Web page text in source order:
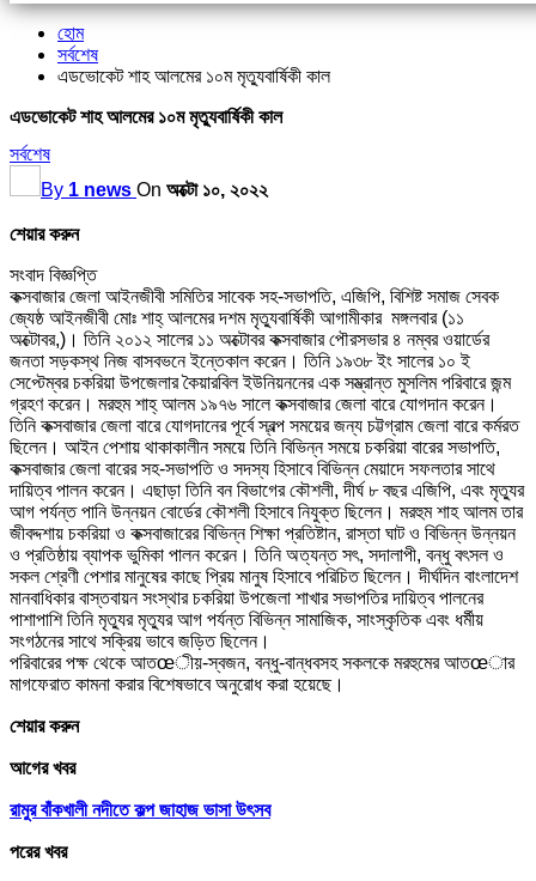
হোম
সর্বশেষ
এডভোকেট শাহ আলমের ১০ম মৃত্যুবার্ষিকী কাল
এডভোকেট শাহ আলমের ১০ম মৃত্যুবার্ষিকী কাল
সর্বশেষ
By 1 news On অক্টো ১০, ২০২২
শেয়ার করুন
সংবাদ বিজ্ঞপ্তি
কক্সবাজার জেলা আইনজীবী সমিতির সাবেক সহ-সভাপতি, এজিপি, বিশিষ্ট সমাজ সেবক
জ্যেষ্ঠ আইনজীবী মোঃ শাহ্ আলমের দশম মৃত্যুবার্ষিকী আগামীকার মঙ্গলবার (১১
অক্টোবর,)। তিনি ২০১২ সালের ১১ অক্টোবর কক্সবাজার পৌরসভার ৪ নম্বর ওয়ার্ডের
জনতা সড়কস্থ নিজ বাসবভনে ইন্তেকাল করেন। তিনি ১৯৩৮ ইং সালের ১০ ই
সেপ্টেম্বর চকরিয়া উপজেলার কৈয়ারবিল ইউনিয়ননের এক সম্ভ্রান্ত মুসলিম পরিবারে জন্ম
গ্রহণ করেন। মরহুম শাহ্ আলম ১৯৭৬ সালে কক্সবাজার জেলা বারে যোগদান করেন।
তিনি কক্সবাজার জেলা বারে যোগদানের পূর্বে স্বল্প সময়ের জন্য চট্টগ্রাম জেলা বারে কর্মরত
ছিলেন। আইন পেশায় থাকাকালীন সময়ে তিনি বিভিন্ন সময়ে চকরিয়া বারের সভাপতি,
কক্সবাজার জেলা বারের সহ-সভাপতি ও সদস্য হিসাবে বিভিন্ন মেয়াদে সফলতার সাথে
দায়িত্ব পালন করেন। এছাড়া তিনি বন বিভাগের কৌশলী, দীর্ঘ ৮ বছর এজিপি, এবং মৃত্যুর
আগ পর্যন্ত পানি উন্নয়ন বোর্ডের কৌশলী হিসাবে নিযুক্ত ছিলেন। মরহুম শাহ আলম তার
জীবদ্দশায় চকরিয়া ও কক্সবাজারের বিভিন্ন শিক্ষা প্রতিষ্টান, রাস্তা ঘাট ও বিভিন্ন উন্নয়ন
ও প্রতিষ্ঠায় ব্যাপক ভুমিকা পালন করেন। তিনি অত্যন্ত সৎ, সদালাপী, বন্ধু বৎসল ও
সকল শ্রেণী পেশার মানুষের কাছে প্রিয় মানুষ হিসাবে পরিচিত ছিলেন। দীর্ঘদিন বাংলাদেশ
মানবাধিকার বাস্তবায়ন সংস্থার চকরিয়া উপজেলা শাখার সভাপতির দায়িত্ব পালনের
পাশাপাশি তিনি মৃত্যুর মৃত্যুর আগ পর্যন্ত বিভিন্ন সামাজিক, সাংস্কৃতিক এবং ধর্মীয়
সংগঠনের সাথে সক্রিয় ভাবে জড়িত ছিলেন।
পরিবারের পক্ষ থেকে আতœীয়-স্বজন, বন্ধু-বান্ধবসহ সকলকে মরহুমের আতœার
মাগফেরাত কামনা করার বিশেষভাবে অনুরোধ করা হয়েছে।
শেয়ার করুন
আগের খবর
রামুর বাঁকখালী নদীতে কল্প জাহাজ ভাসা উৎসব
পরের খবর